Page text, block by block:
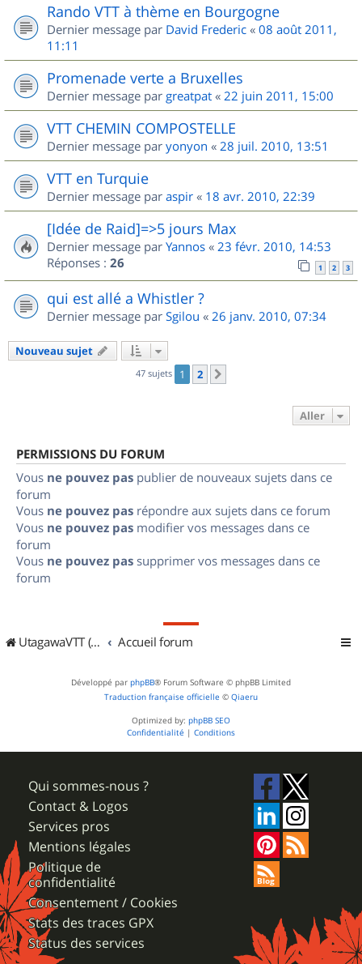
Rando VTT à thème en Bourgogne
Dernier message par David Frederic « 08 août 2011,
11:11
Promenade verte a Bruxelles
Dernier message par greatpat « 22 juin 2011, 15:00
VTT CHEMIN COMPOSTELLE
Dernier message par yonyon « 28 juil. 2010, 13:51
VTT en Turquie
Dernier message par aspir « 18 avr. 2010, 22:39
[Idée de Raid]=>5 jours Max
Dernier message par Yannos « 23 févr. 2010, 14:53
Réponses : 26 1 2 3
qui est allé a Whistler ?
Dernier message par Sgilou « 26 janv. 2010, 07:34
Nouveau sujet
47 sujets 1 2
Aller
PERMISSIONS DU FORUM
Vous ne pouvez pas publier de nouveaux sujets dans ce
forum
Vous ne pouvez pas répondre aux sujets dans ce forum
Vous ne pouvez pas modifier vos messages dans ce
forum
Vous ne pouvez pas supprimer vos messages dans ce
forum
UtagawaVTT (Randos VTT et VTTAE avec traces GPS) Accueil forum
Développé par phpBB® Forum Software © phpBB Limited
Traduction française officielle © Qiaeru
Optimized by: phpBB SEO
Confidentialité | Conditions
Qui sommes-nous ?
Contact & Logos
Services pros
Mentions légales
Politique de
confidentialité
Consentement / Cookies
Stats des traces GPX
Status des services